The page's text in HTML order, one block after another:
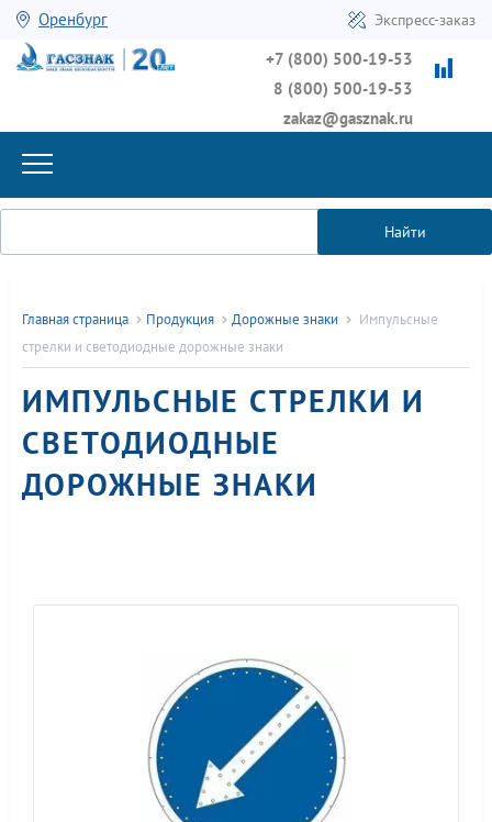
Оренбург Экспресс-заказ
+7 (800) 500-19-53
8 (800) 500-19-53
zakaz@gasznak.ru
Найти
Главная страница Продукция Дорожные знаки
Импульсные
стрелки и светодиодные дорожные знаки
ИМПУЛЬСНЫЕ СТРЕЛКИ И
СВЕТОДИОДНЫЕ
ДОРОЖНЫЕ ЗНАКИ